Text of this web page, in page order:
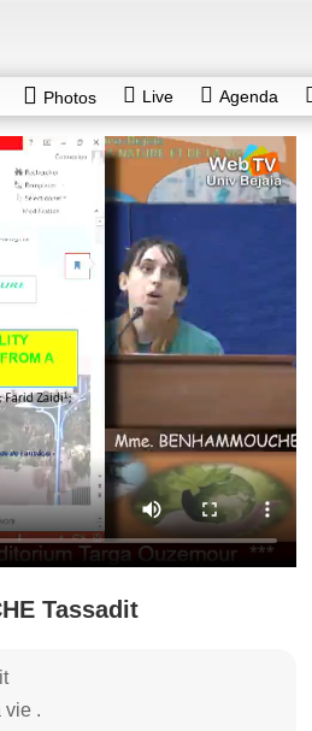
Photos Live Agenda
Tassadit
vie .